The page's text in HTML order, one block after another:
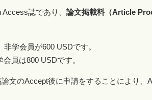
誌であり、 論文掲載料（Article
学会員が600 USDです。
員は800 USDです。
文のAccept後に申請をすることにより、